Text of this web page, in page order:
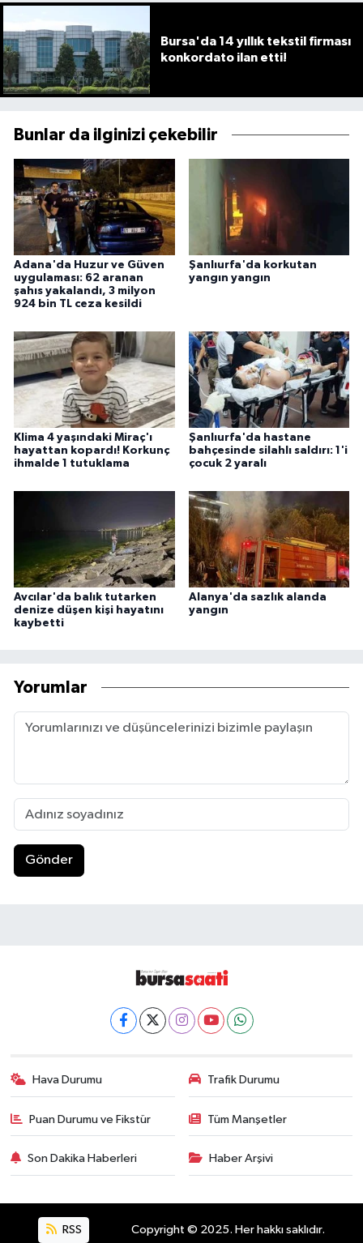
Bursa'da 14 yıllık tekstil firması
konkordato ilan etti!
Bunlar da ilginizi çekebilir
Adana'da Huzur ve Güven
uygulaması: 62 aranan
şahıs yakalandı, 3 milyon
924 bin TL ceza kesildi
Şanlıurfa'da korkutan
yangın yangın
Klima 4 yaşındaki Miraç'ı
hayattan kopardı! Korkunç
ihmalde 1 tutuklama
Şanlıurfa'da hastane
bahçesinde silahlı saldırı: 1'i
çocuk 2 yaralı
Avcılar'da balık tutarken
denize düşen kişi hayatını
kaybetti
Alanya'da sazlık alanda
yangın
Yorumlar
Gönder
Hava Durumu Trafik Durumu
Puan Durumu ve Fikstür Tüm Manşetler
Son Dakika Haberleri Haber Arşivi
RSS Copyright © 2025. Her hakkı saklıdır.